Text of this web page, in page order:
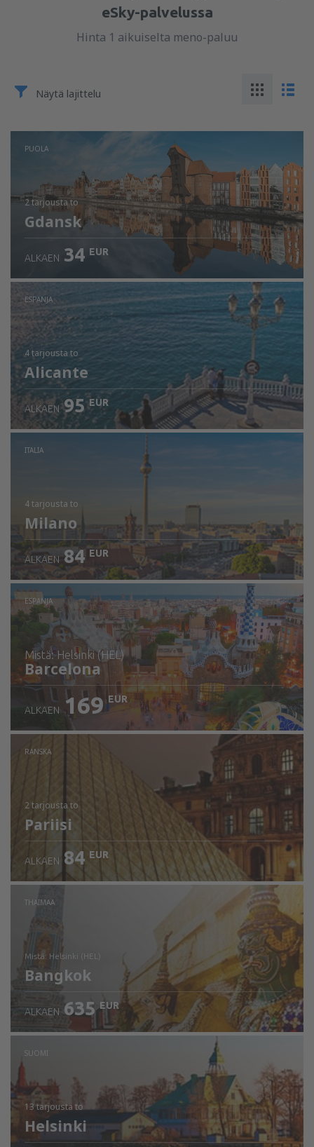
eSky-palvelussa
Hinta 1 aikuiselta meno-paluu
Näytä lajittelu
PUOLA
2 tarjousta to
Gdansk
ALKAEN 34 EUR
ESPANJA
4 tarjousta to
Alicante
ALKAEN 95 EUR
ITALIA
4 tarjousta to
Milano
ALKAEN 84 EUR
ESPANJA
mistä: Helsinki (HEL)
Barcelona
Tarkista tiedot
ALKAEN 169 EUR
RANSKA
2 tarjousta to
Pariisi
ALKAEN 84 EUR
THAIMAA
mistä: Helsinki (HEL)
Bangkok
Tarkista tiedot
ALKAEN 635 EUR
SUOMI
13 tarjousta to
Helsinki